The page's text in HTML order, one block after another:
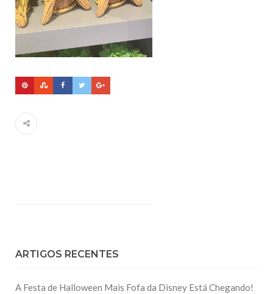
ARTIGOS RECENTES
A Festa de Halloween Mais Fofa da Disney Está Chegando!